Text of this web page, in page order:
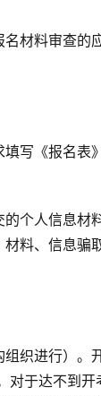
材料审查的
写《报名表
个人信息材
料、信息骗
织进行）。
于达不到